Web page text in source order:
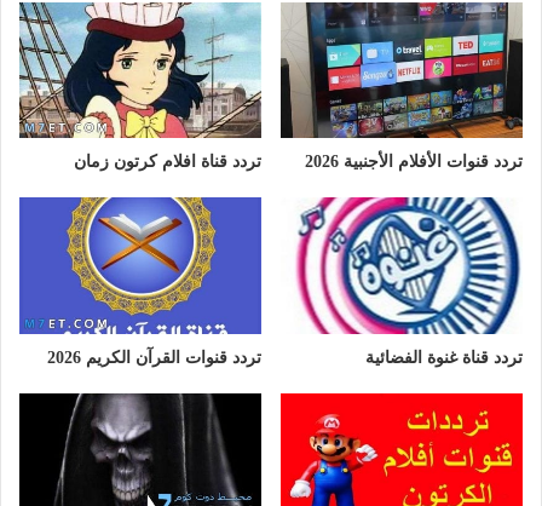
تردد قنوات الأفلام الأجنبية 2026 تردد قناة افلام كرتون زمان
تردد قناة غنوة الفضائية تردد قنوات القرآن الكريم 2026